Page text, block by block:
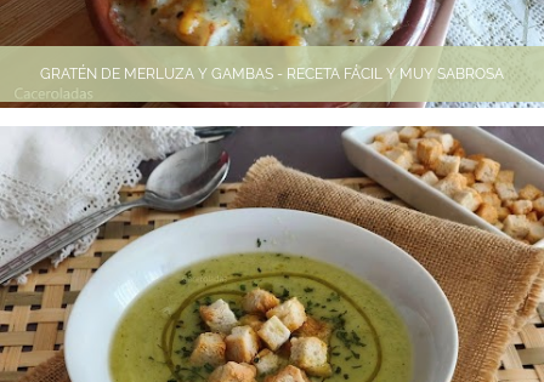
GRATÉN DE MERLUZA Y GAMBAS - RECETA FÁCIL Y MUY SABROSA